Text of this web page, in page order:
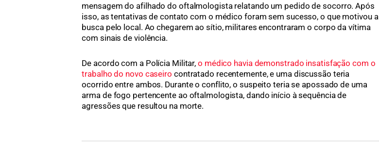
mensagem do afilhado do oftalmologista relatando um pedido de socorro. Após
isso, as tentativas de contato com o médico foram sem sucesso, o que motivou a
busca pelo local. Ao chegarem ao sítio, militares encontraram o corpo da vítima
com sinais de violência.
De acordo com a Polícia Militar,o médico havia demonstrado insatisfação com o
trabalho do novo caseiro contratado recentemente, e uma discussão teria
ocorrido entre ambos. Durante o conflito, o suspeito teria se apossado de uma
arma de fogo pertencente ao oftalmologista, dando início à sequência de
agressões que resultou na morte.